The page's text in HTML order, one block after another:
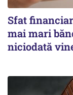
Sfat
mai mari
niciodată